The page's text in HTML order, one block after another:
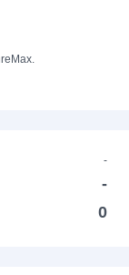
Max.
-
-
0